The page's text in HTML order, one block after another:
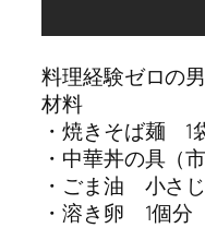
料理経験ゼロの
材料
・焼きそば麺 1
・中華丼の具（
・ごま油 小さ
・溶き卵 1個分